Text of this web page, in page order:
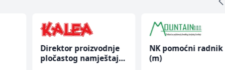
Direktor proizvodnje
pločastog namještaja
NK pomoćni radnik
(m)